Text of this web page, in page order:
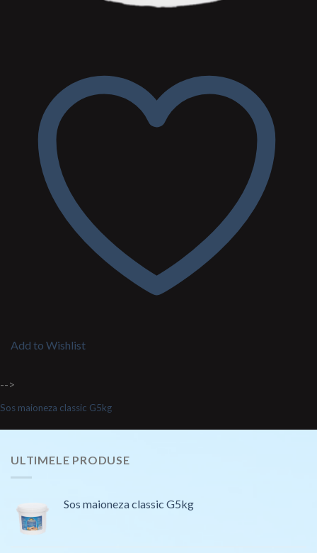
Add to Wishlist
-->
Sos maioneza classic G5kg
ULTIMELE PRODUSE
Sos maioneza classic G5kg